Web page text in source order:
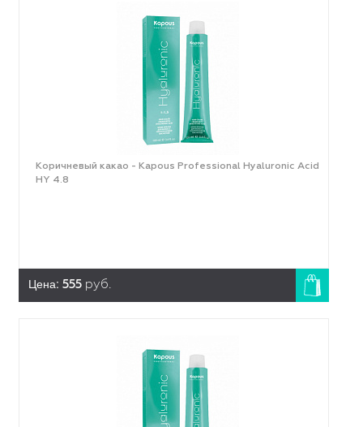
Коричневый какао - Kapous Professional Hyaluronic Acid
HY 4.8
Цена: 555 руб.